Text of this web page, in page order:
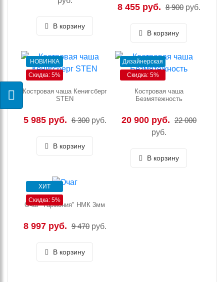
В корзину
8 455 руб. 8 900 руб.
В корзину
НОВИНКА
Скидка: 5%
Костровая чаша Кенигсберг
STEN
5 985 руб. 6 300 руб.
В корзину
Дизайнерская
Скидка: 5%
Костровая чаша
Безмятежность
20 900 руб. 22 000
руб.
В корзину
ХИТ
Скидка: 5%
Очаг "Гармония" НМК 3мм
8 997 руб. 9 470 руб.
В корзину